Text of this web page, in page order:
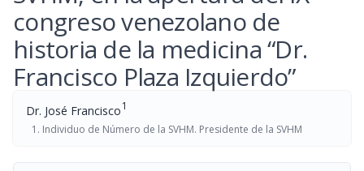
congreso venezolano de
historia de la medicina “Dr.
Francisco Plaza Izquierdo”
Dr. José Francisco1
Individuo de Número de la SVHM. Presidente de la SVHM